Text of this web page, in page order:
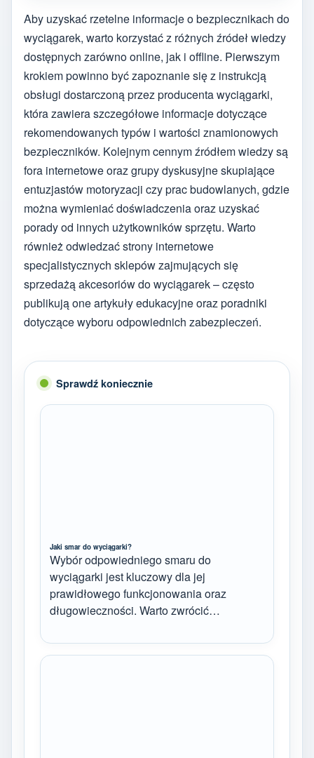
Aby uzyskać rzetelne informacje o bezpiecznikach do
wyciągarek, warto korzystać z różnych źródeł wiedzy
dostępnych zarówno online, jak i offline. Pierwszym
krokiem powinno być zapoznanie się z instrukcją
obsługi dostarczoną przez producenta wyciągarki,
która zawiera szczegółowe informacje dotyczące
rekomendowanych typów i wartości znamionowych
bezpieczników. Kolejnym cennym źródłem wiedzy są
fora internetowe oraz grupy dyskusyjne skupiające
entuzjastów motoryzacji czy prac budowlanych, gdzie
można wymieniać doświadczenia oraz uzyskać
porady od innych użytkowników sprzętu. Warto
również odwiedzać strony internetowe
specjalistycznych sklepów zajmujących się
sprzedażą akcesoriów do wyciągarek – często
publikują one artykuły edukacyjne oraz poradniki
dotyczące wyboru odpowiednich zabezpieczeń.
Sprawdź koniecznie
Jaki smar do wyciągarki?
Wybór odpowiedniego smaru do
wyciągarki jest kluczowy dla jej
prawidłowego funkcjonowania oraz
długowieczności. Warto zwrócić…